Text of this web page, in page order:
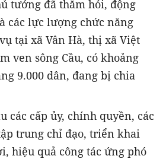
tướng đã thăm hỏi, động
các lực lượng chức năng
tại xã Vân Hà, thị xã Việt
ven sông Cầu, có khoảng
9.000 dân, đang bị chia
các cấp ủy, chính quyền, các
trung chỉ đạo, triển khai
hiệu quả công tác ứng phó